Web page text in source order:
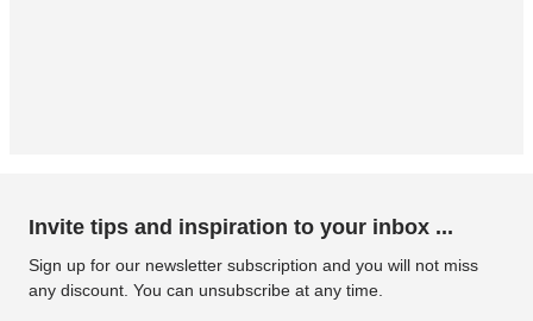
Invite tips and inspiration to your inbox ...
Sign up for our newsletter subscription and you will not miss
any discount. You can unsubscribe at any time.